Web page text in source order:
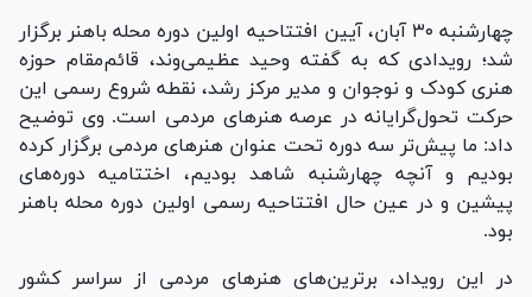
چهارشنبه ۳۰ آبان، آیین افتتاحیه اولین دوره محله باهنر برگزار
شد؛ رویدادی که به گفته وحید عظیمی‌وند، قائم‌مقام حوزه
هنری کودک و نوجوان و مدیر مرکز رشد، نقطه شروع رسمی این
حرکت تحول‌گرایانه در عرصه هنر‌های مردمی است. وی توضیح
داد: ما پیش‌تر سه دوره تحت عنوان هنر‌های مردمی برگزار کرده
بودیم و آنچه چهارشنبه شاهد بودیم، اختتامیه دوره‌های
پیشین و در عین حال افتتاحیه رسمی اولین دوره محله باهنر
بود.
در این رویداد، برترین‌های هنر‌های مردمی از سراسر کشور